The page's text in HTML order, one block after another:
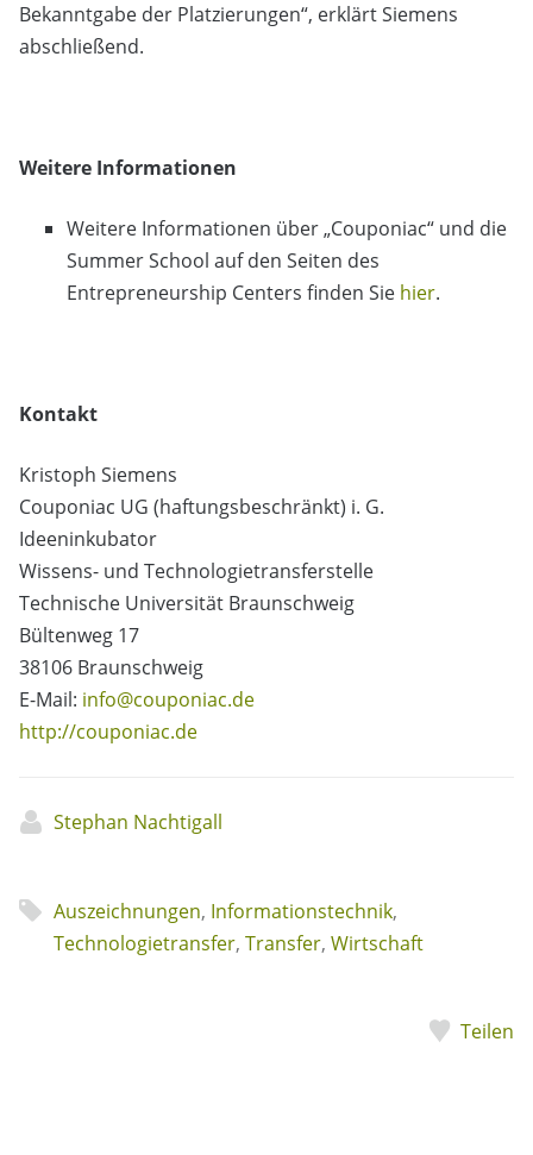
Bekanntgabe der Platzierungen“, erklärt Siemens
abschließend.
Weitere Informationen
Weitere Informationen über „Couponiac“ und die
Summer School auf den Seiten des
Entrepreneurship Centers finden Sie hier.
Kontakt
Kristoph Siemens
Couponiac UG (haftungsbeschränkt) i. G.
Ideeninkubator
Wissens- und Technologietransferstelle
Technische Universität Braunschweig
Bültenweg 17
38106 Braunschweig
E-Mail: info@couponiac.de
http://couponiac.de
Stephan Nachtigall
Auszeichnungen, Informationstechnik,
Technologietransfer, Transfer, Wirtschaft
Teilen